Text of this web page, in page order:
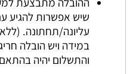
שיש אפשרות להגיע
עליונה/תחתונה.
במידה ויש הובלה
והתשלום יהיה